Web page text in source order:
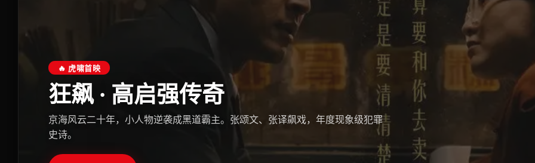
🔥 虎啸首映
狂飙 · 高启强传奇
京海风云二十年，小人物逆袭成黑道霸主。张颂文、张译飙戏，年度现象级犯罪
史诗。